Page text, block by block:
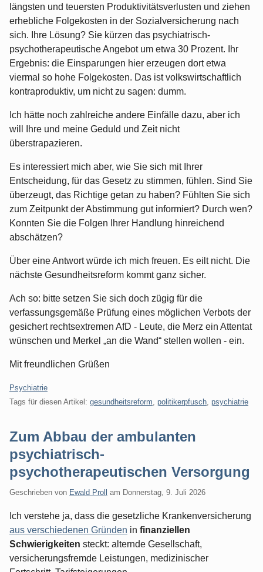
längsten und teuersten Produktivitätsverlusten und ziehen
erhebliche Folgekosten in der Sozialversicherung nach
sich. Ihre Lösung? Sie kürzen das psychiatrisch-
psychotherapeutische Angebot um etwa 30 Prozent. Ihr
Ergebnis: die Einsparungen hier erzeugen dort etwa
viermal so hohe Folgekosten. Das ist volkswirtschaftlich
kontraproduktiv, um nicht zu sagen: dumm.
Ich hätte noch zahlreiche andere Einfälle dazu, aber ich
will Ihre und meine Geduld und Zeit nicht
überstrapazieren.
Es interessiert mich aber, wie Sie sich mit Ihrer
Entscheidung, für das Gesetz zu stimmen, fühlen. Sind Sie
überzeugt, das Richtige getan zu haben? Fühlten Sie sich
zum Zeitpunkt der Abstimmung gut informiert? Durch wen?
Konnten Sie die Folgen Ihrer Handlung hinreichend
abschätzen?
Über eine Antwort würde ich mich freuen. Es eilt nicht. Die
nächste Gesundheitsreform kommt ganz sicher.
Ach so: bitte setzen Sie sich doch zügig für die
verfassungsgemäße Prüfung eines möglichen Verbots der
gesichert rechtsextremen AfD - Leute, die Merz ein Attentat
wünschen und Merkel „an die Wand“ stellen wollen - ein.
Mit freundlichen Grüßen
Kategorien:
Psychiatrie
Tags für diesen Artikel: gesundheitsreform politikerpfusch psychiatrie
Zum Abbau der ambulanten
psychiatrisch-
psychotherapeutischen Versorgung
Geschrieben von Ewald Proll am Donnerstag, 9. Juli 2026
Ich verstehe ja, dass die gesetzliche Krankenversicherung
aus verschiedenen Gründen in finanziellen
Schwierigkeiten steckt: alternde Gesellschaft,
versicherungsfremde Leistungen, medizinischer